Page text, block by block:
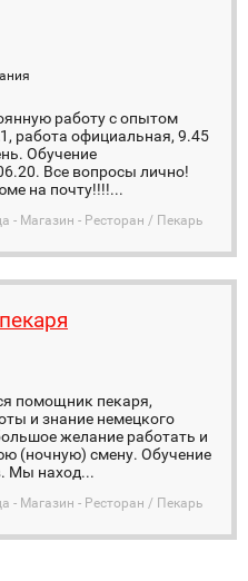
работу с опытом
работа официальная, 9.45
Обучение
Все вопросы лично!
на почту!!!!...
- Магазин - Ресторан / Пекарь
помощник пекаря,
и знание немецкого
желание работать и
(ночную) смену. Обучение
Мы наход...
- Магазин - Ресторан / Пекарь